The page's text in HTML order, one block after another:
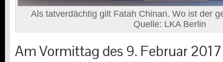
Als tatverdächtig gilt Fatah Chinan. Wo ist der
Quelle: LKA Berlin
Am Vormittag des 9. Februar